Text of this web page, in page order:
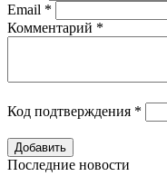
Email *
Комментарий *
Код подтверждения *
Последние новости